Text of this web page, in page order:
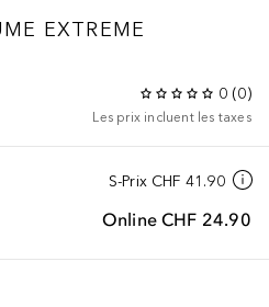
EXTREME
0 (0)
Les prix incluent les taxes
S-Prix CHF 41.90
Online CHF 24.90